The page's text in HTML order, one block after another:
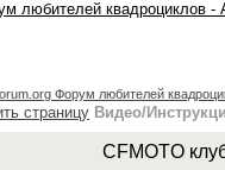
Форум любителей
Видео/
CFMOTO